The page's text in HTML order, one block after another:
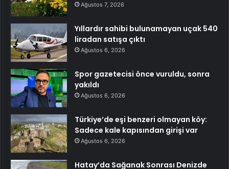
Ağustos 7, 2026
Yıllardır sahibi bulunamayan uçak 540
liradan satışa çıktı
Ağustos 6, 2026
Spor gazetecisi önce vuruldu, sonra
yakıldı
Ağustos 6, 2026
Türkiye’de eşi benzeri olmayan köy:
Sadece kale kapısından girişi var
Ağustos 6, 2026
Hatay’da Sağanak Sonrası Denizde